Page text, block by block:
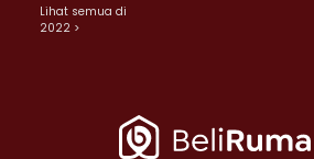
Lihat semua di
2022 >